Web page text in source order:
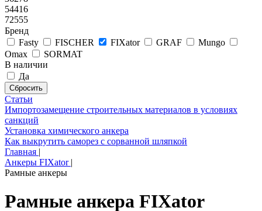
54416
72555
Бренд
Fasty
FISCHER FIXator GRAF
Mungo
Omax
SORMAT
В наличии
Да
Статьи
Импортозамещение строительных материалов в условиях
санкций
Установка химического анкера
Как выкрутить саморез с сорванной шляпкой
Главная |
Анкеры FIXator |
Рамные анкеры
Рамные анкера FIXator